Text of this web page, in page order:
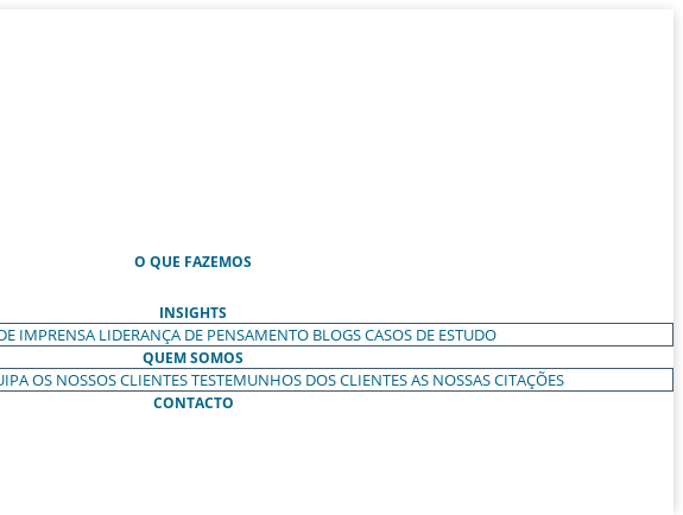
O QUE FAZEMOS
INSIGHTS
IMPRENSA LIDERANÇA DE PENSAMENTO BLOGSCASOS DE ESTUDO
QUEM SOMOS
OS NOSSOS CLIENTESTESTEMUNHOS DOS CLIENTESAS NOSSAS CITAÇÕES
CONTACTO